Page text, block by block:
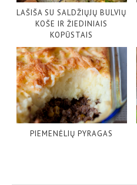
LAŠIŠA SU SALDŽIŲJŲ BULVIŲ
KOŠE IR ŽIEDINIAIS
KOPŪSTAIS
PIEMENĖLIŲ PYRAGAS